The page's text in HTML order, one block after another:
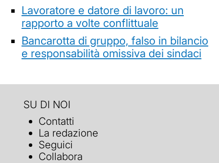
Lavoratore e datore di lavoro: un
rapporto a volte conflittuale
Bancarotta di gruppo, falso in bilancio
e responsabilità omissiva dei sindaci
SU DI NOI
Contatti
La redazione
Seguici
Collabora